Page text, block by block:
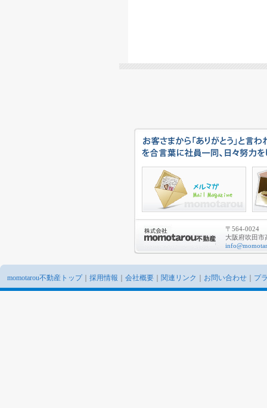
〒564-0024
大阪府吹田市
momotarou不動産トップ｜ 採用情報 会社概要 関連リンク お問い合わせ プ